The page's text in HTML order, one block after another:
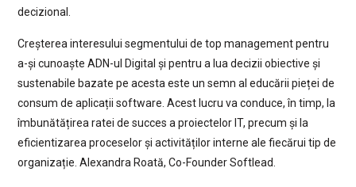
decizional.
Creșterea interesului segmentului de top management pentru
a-și cunoaște ADN-ul Digital și pentru a lua decizii obiective și
sustenabile bazate pe acesta este un semn al educării pieței de
consum de aplicații software. Acest lucru va conduce, în timp, la
îmbunătățirea ratei de succes a proiectelor IT, precum și la
eficientizarea proceselor și activităților interne ale fiecărui tip de
organizație. Alexandra Roată, Co-Founder Softlead.